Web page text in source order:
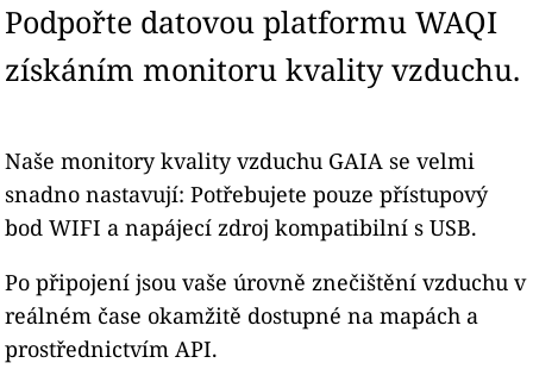
Podpořte datovou platformu WAQI
získáním monitoru kvality vzduchu.
Naše monitory kvality vzduchu GAIA se velmi
snadno nastavují: Potřebujete pouze přístupový
bod WIFI a napájecí zdroj kompatibilní s USB.
Po připojení jsou vaše úrovně znečištění vzduchu v
reálném čase okamžitě dostupné na mapách a
prostřednictvím API.